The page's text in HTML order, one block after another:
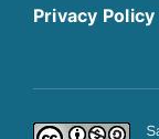
Privacy Policy